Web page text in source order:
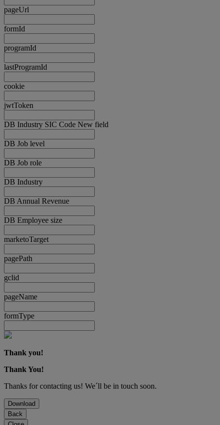
pageUrl
formId
programId
lastProgramId
cookie
jwtToken
DB Industry SIC Code New field
DB Job level
DB Job role
DB Industry
DB Annual Revenue
DB Employee size
marketoTarget
pagePath
gclid
pageName
formType
Thank you!
Thank You!
Thanks for contacting us! We´ll be in touch soon.
Download
Back